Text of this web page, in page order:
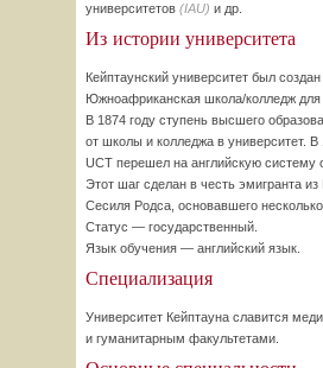
университетов (IAU) и др.
Из истории университета
Кейптаунский университет был создан
Южноафриканская школа/колледж для
В 1874 году ступень высшего
от школы и колледжа в университет. В
UCT перешел на английскую систему
Этот шаг сделан в честь эмигранта из
Сесиля Родса, основавшего несколько
Статус — государственный.
Язык обучения — английский язык.
Специализация
Университет Кейптауна славится
и гуманитарным факультетами.